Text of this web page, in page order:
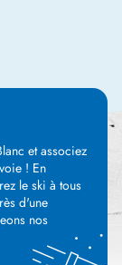
et associez
! En
le ski à tous
d'une
nos